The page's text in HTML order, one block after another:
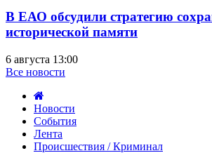
В ЕАО обсудили стратегию
исторической памяти
6 августа 13:00
Все новости
Новости
События
Лента
Происшествия / Криминал